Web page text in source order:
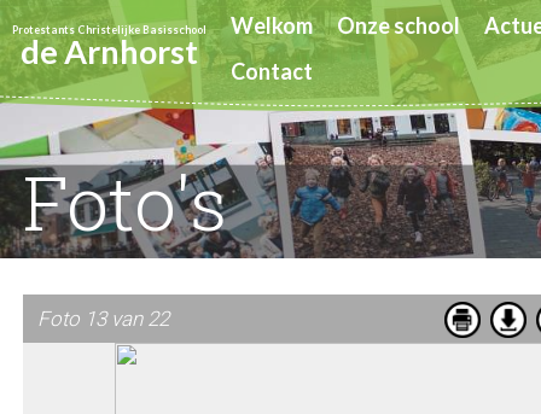
Foto's
Protestants Christelijke Basisschool
de Arnhorst
Welkom Onze school
Contact
Foto 13 van 22